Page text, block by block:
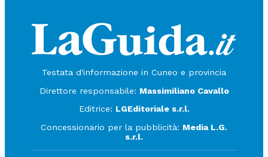
Testata d'informazione in Cuneo e provincia
Direttore responsabile: Massimiliano Cavallo
Editrice: LGEditoriale s.r.l.
Concessionario per la pubblicità: Media L.G.
s.r.l.